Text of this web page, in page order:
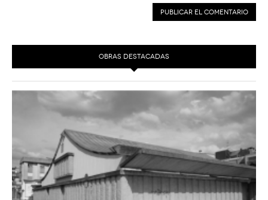
OBRAS DESTACADAS